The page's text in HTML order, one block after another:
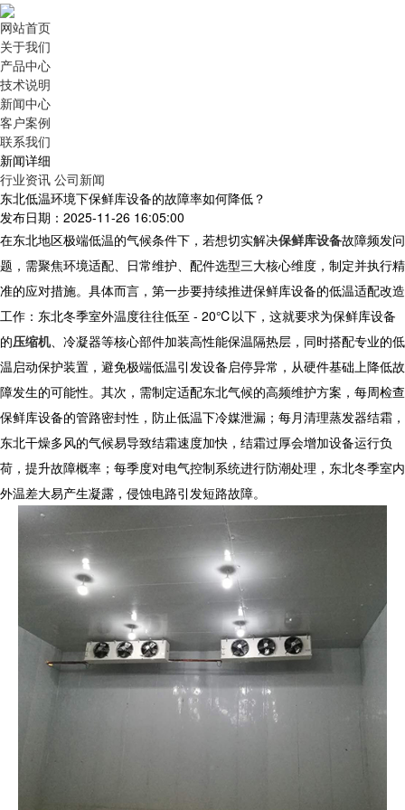
网站首页
关于我们
产品中心
技术说明
新闻中心
客户案例
联系我们
新闻详细
行业资讯 公司新闻
东北低温环境下保鲜库设备的故障率如何降低？
发布日期：2025-11-26 16:05:00
在东北地区极端低温的气候条件下，若想切实解决保鲜库设备故障频发问
题，需聚焦环境适配、日常维护、配件选型三大核心维度，制定并执行精
准的应对措施。具体而言，第一步要持续推进保鲜库设备的低温适配改造
工作：东北冬季室外温度往往低至 - 20℃以下，这就要求为保鲜库设备
的压缩机、冷凝器等核心部件加装高性能保温隔热层，同时搭配专业的低
温启动保护装置，避免极端低温引发设备启停异常，从硬件基础上降低故
障发生的可能性。其次，需制定适配东北气候的高频维护方案，每周检查
保鲜库设备的管路密封性，防止低温下冷媒泄漏；每月清理蒸发器结霜，
东北干燥多风的气候易导致结霜速度加快，结霜过厚会增加设备运行负
荷，提升故障概率；每季度对电气控制系统进行防潮处理，东北冬季室内
外温差大易产生凝露，侵蚀电路引发短路故障。